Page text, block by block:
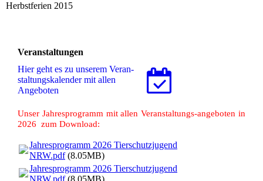
Herbstferien 2015
Veranstaltungen
Hier geht es zu unserem Ver­an­
stal­tungs­ka­len­der mit allen
Angeboten
Unser Jahresprogramm mit allen Veranstaltungs-angeboten in
2026 zum Download:
Jahresprogramm 2026 Tierschutzjugend
NRW.pdf(8.05MB)
Jahresprogramm 2026 Tierschutzjugend